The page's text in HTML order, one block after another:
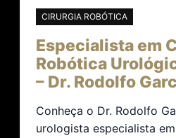
CIRURGIA ROBÓTICA
Especialista em
Robótica
– Dr. Rodolfo
Conheça o Dr. Rodolfo
urologista especialista